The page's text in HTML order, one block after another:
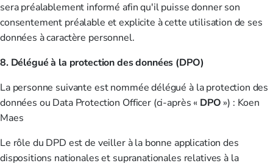
sera préalablement informé afin qu'il puisse donner son
consentement préalable et explicite à cette utilisation de ses
données à caractère personnel.
8. Délégué à la protection des données (DPO)
La personne suivante est nommée délégué à la protection des
données ou Data Protection Officer (ci-après « DPO ») : Koen
Maes
Le rôle du DPD est de veiller à la bonne application des
dispositions nationales et supranationales relatives à la